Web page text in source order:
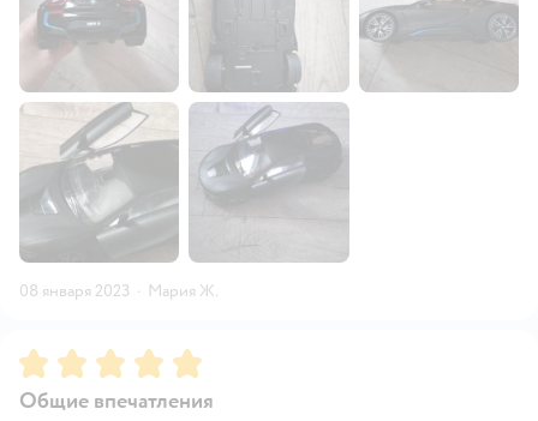
08 января 2023 · Мария Ж.
Рейтинг:5
Общие впечатления